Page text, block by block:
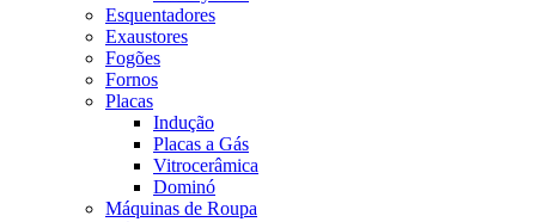
Esquentadores
Exaustores
Fogões
Fornos
Placas
Indução
Placas a Gás
Vitrocerâmica
Dominó
Máquinas de Roupa